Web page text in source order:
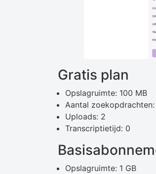
Gratis plan
Opslagruimte: 100 MB
Aantal
Uploads: 2
Transcriptietijd: 0
Opslagruimte: 1 GB